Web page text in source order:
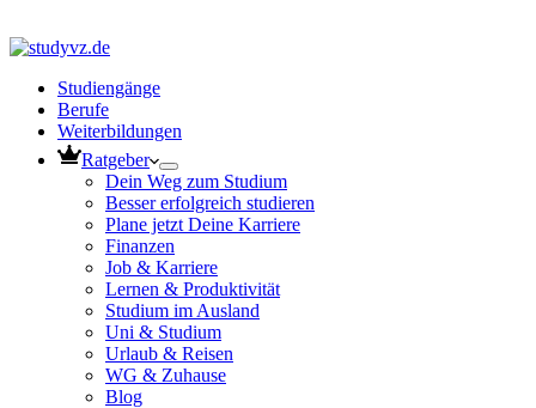
Studiengänge
Berufe
Weiterbildungen
Ratgeber
Dein Weg zum Studium
Besser erfolgreich studieren
Plane jetzt Deine Karriere
Finanzen
Job & Karriere
Lernen & Produktivität
Studium im Ausland
Uni & Studium
Urlaub & Reisen
WG & Zuhause
Blog